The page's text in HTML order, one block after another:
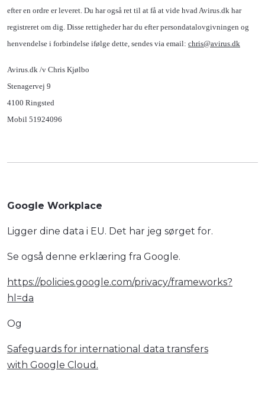
efter en ordre er leveret. Du har også ret til at få at vide hvad Avirus.dk har
registreret om dig. Disse rettigheder har du efter persondatalovgivningen og
henvendelse i forbindelse ifølge dette, sendes via email: chris@avirus.dk
Avirus.dk /v Chris Kjølbo
Stenagervej 9
4100 Ringsted
Mobil 51924096
Google Workplace
Ligger dine data i EU. Det har jeg sørget for.
Se også denne erklæring fra Google.
https://policies.google.com/privacy/frameworks?
hl=da
Og
Safeguards for international data transfers
with Google Cloud.